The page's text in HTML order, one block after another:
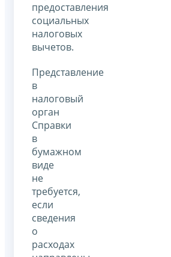
предоставления
социальных
налоговых
вычетов.
Представление
в
налоговый
орган
Справки
в
бумажном
виде
не
требуется,
если
сведения
о
расходах